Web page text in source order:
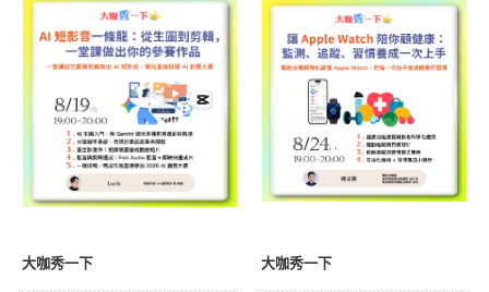
大咖秀一下 大咖秀一下